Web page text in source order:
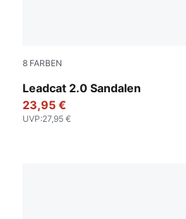
8 FARBEN
Leadcat 2.0 Sandalen
PUMA Black-PUMA Black
23,95 €
UVP:27,95 €